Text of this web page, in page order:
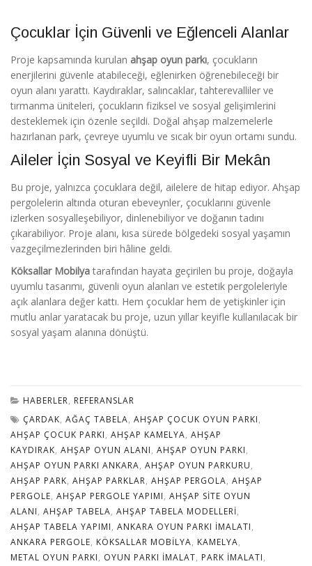
Çocuklar İçin Güvenli ve Eğlenceli Alanlar
Proje kapsamında kurulan ahşap oyun parkı, çocukların
enerjilerini güvenle atabileceği, eğlenirken öğrenebileceği bir
oyun alanı yarattı. Kaydıraklar, salıncaklar, tahterevalliler ve
tırmanma üniteleri, çocukların fiziksel ve sosyal gelişimlerini
desteklemek için özenle seçildi. Doğal ahşap malzemelerle
hazırlanan park, çevreye uyumlu ve sıcak bir oyun ortamı sundu.
Aileler İçin Sosyal ve Keyifli Bir Mekân
Bu proje, yalnızca çocuklara değil, ailelere de hitap ediyor. Ahşap
pergolelerin altında oturan ebeveynler, çocuklarını güvenle
izlerken sosyalleşebiliyor, dinlenebiliyor ve doğanın tadını
çıkarabiliyor. Proje alanı, kısa sürede bölgedeki sosyal yaşamın
vazgeçilmezlerinden biri hâline geldi.
Köksallar Mobilya tarafından hayata geçirilen bu proje, doğayla
uyumlu tasarımı, güvenli oyun alanları ve estetik pergoleleriyle
açık alanlara değer kattı. Hem çocuklar hem de yetişkinler için
mutlu anlar yaratacak bu proje, uzun yıllar keyifle kullanılacak bir
sosyal yaşam alanına dönüştü.
HABERLER, REFERANSLAR
ÇARDAK, AĞAÇ TABELA, AHŞAP ÇOCUK OYUN PARKI,
AHŞAP ÇOCUK PARKI, AHŞAP KAMELYA, AHŞAP
KAYDIRAK, AHŞAP OYUN ALANI, AHŞAP OYUN PARKI,
AHŞAP OYUN PARKI ANKARA, AHŞAP OYUN PARKURU,
AHŞAP PARK, AHŞAP PARKLAR, AHŞAP PERGOLA, AHŞAP
PERGOLE, AHŞAP PERGOLE YAPIMI, AHŞAP SITE OYUN
ALANI, AHŞAP TABELA, AHŞAP TABELA MODELLERI,
AHŞAP TABELA YAPIMI, ANKARA OYUN PARKI IMALATI,
ANKARA PERGOLE, KÖKSALLAR MOBILYA, KAMELYA,
METAL OYUN PARKI, OYUN PARKI IMALAT, PARK IMALATI,